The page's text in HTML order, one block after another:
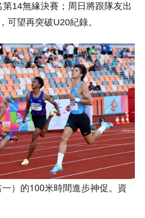
第14無緣決賽；周日將跟隊友出
可望再突破U20紀錄。
）的100米時間進步神促。資